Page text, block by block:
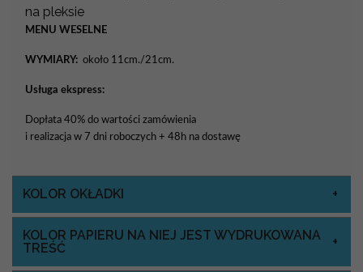
na pleksie
MENU WESELNE
WYMIARY: około 11cm./21cm.
Usługa ekspress:
Dopłata 40% do wartości zamówienia
i realizacja w 7 dni roboczych + 48h na dostawę
KOLOR OKŁADKI
KOLOR PAPIERU NA NIEJ JEST WYDRUKOWANA
TREŚĆ